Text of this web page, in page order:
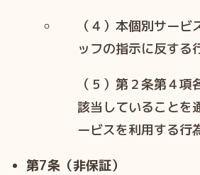
（４）本個別サー
ッフの指示に反する
（５）第２条第４
該当していることを
ービスを利用する行
第7条（非保証）